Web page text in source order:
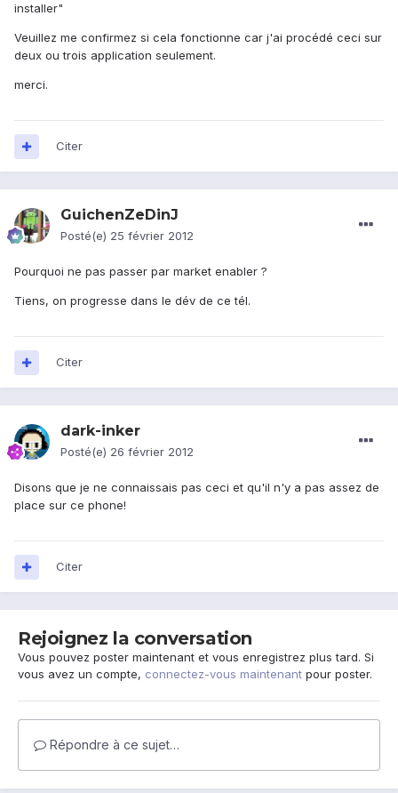
installer"
Veuillez me confirmez si cela fonctionne car j'ai procédé ceci sur
deux ou trois application seulement.
merci.
Citer
GuichenZeDinJ
Posté(e) 25 février 2012
Pourquoi ne pas passer par market enabler ?
Tiens, on progresse dans le dév de ce tél.
Citer
dark-inker
Posté(e) 26 février 2012
Disons que je ne connaissais pas ceci et qu'il n'y a pas assez de
place sur ce phone!
Citer
Rejoignez la conversation
Vous pouvez poster maintenant et vous enregistrez plus tard. Si
vous avez un compte, connectez-vous maintenant pour poster.
Répondre à ce sujet…